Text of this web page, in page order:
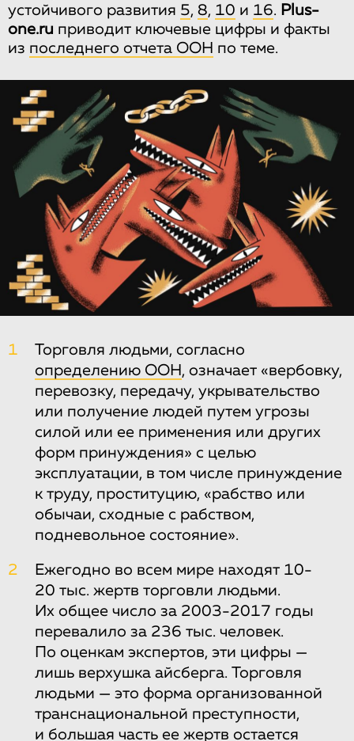
устойчивого развития 5, 8, 10 и 16. Plus-
one.ru приводит ключевые цифры и факты
из последнего отчета ООН по теме.
1
Торговля людьми, согласно
определению ООН , означает «вербовку,
перевозку, передачу, укрывательство
или получение людей путем угрозы
силой или ее применения или других
форм принуждения» с целью
эксплуатации, в том числе принуждение
к труду, проституцию, «рабство или
обычаи, сходные с рабством,
подневольное состояние».
2
Ежегодно во всем мире находят 10-
20 тыс. жертв торговли людьми.
Их общее число за 2003-2017 годы
перевалило за 236 тыс. человек.
По оценкам экспертов, эти цифры —
лишь верхушка айсберга. Торговля
людьми — это форма организованной
транснациональной преступности,
и большая часть ее жертв остается